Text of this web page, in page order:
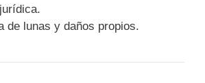
de lunas y daños propios.